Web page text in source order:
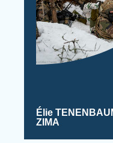
Élie
ZIMA